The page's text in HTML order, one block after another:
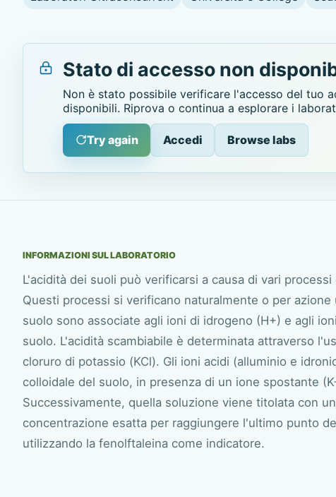
Stato di accesso non
Non è stato possibile verificare l'accesso del tuo
disponibili. Riprova o continua a esplorare i
Try again Accedi Browse labs
INFORMAZIONI SUL LABORATORIO
L'acidità dei suoli può verificarsi a causa di vari
Questi processi si verificano naturalmente o per
suolo sono associate agli ioni di idrogeno (H+) e agli
suolo. L'acidità scambiabile è determinata attraverso
cloruro di potassio (KCl). Gli ioni acidi (alluminio e
colloidale del suolo, in presenza di un ione spostante
Successivamente, quella soluzione viene titolata con
concentrazione esatta per raggiungere l'ultimo punto
utilizzando la fenolftaleina come indicatore.